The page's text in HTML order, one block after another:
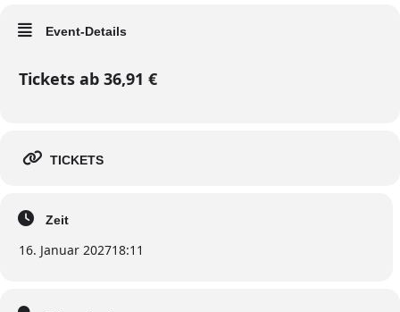
Event-Details
Tickets ab 36,91 €
TICKETS
Zeit
16. Januar 202718:11